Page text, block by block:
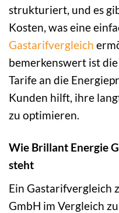
strukturiert, und es
Kosten, was eine
Gastarifvergleich
bemerkenswert ist
Tarife an die
Kunden hilft, ihre
zu optimieren.
Wie Brillant Energie
steht
Ein Gastarifvergleich
GmbH im Vergleich